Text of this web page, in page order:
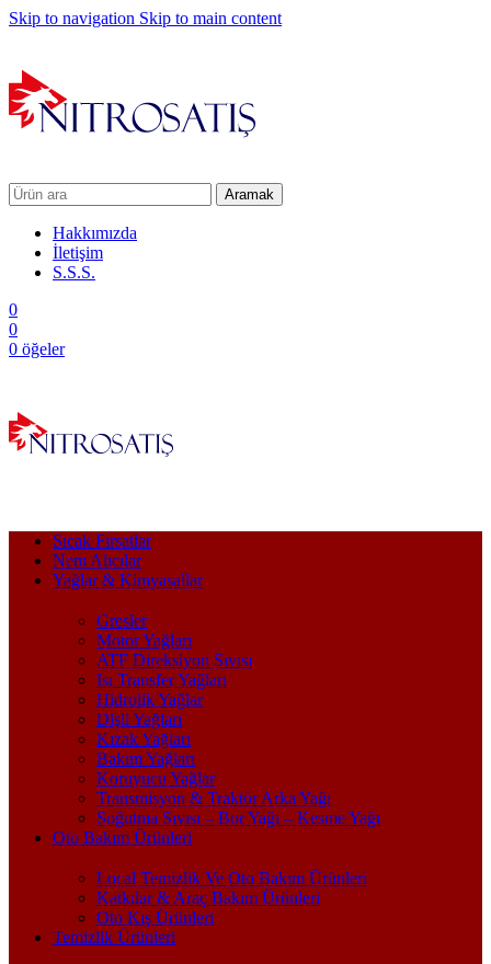
Skip to navigation Skip to main content
Aramak
Hakkımızda
İletişim
S.S.S.
0
0
0 öğeler
Sıcak Fırsatlar
Nem Alıcılar
Yağlar & Kimyasallar
Gresler
Motor Yağları
ATF Direksiyon Sıvısı
Isı Transfer Yağları
Hidrolik Yağlar
Dişli Yağları
Kızak Yağları
Bakım Yağları
Koruyucu Yağlar
Transmisyon & Traktör Arka Yağı
Soğutma Sıvısı – Bor Yağı – Kesme Yağı
Oto Bakım Ürünleri
Local Temizlik Ve Oto Bakım Ürünleri
Katkılar & Araç Bakım Ürünleri
Oto Kış Ürünleri
Temizlik Ürünleri